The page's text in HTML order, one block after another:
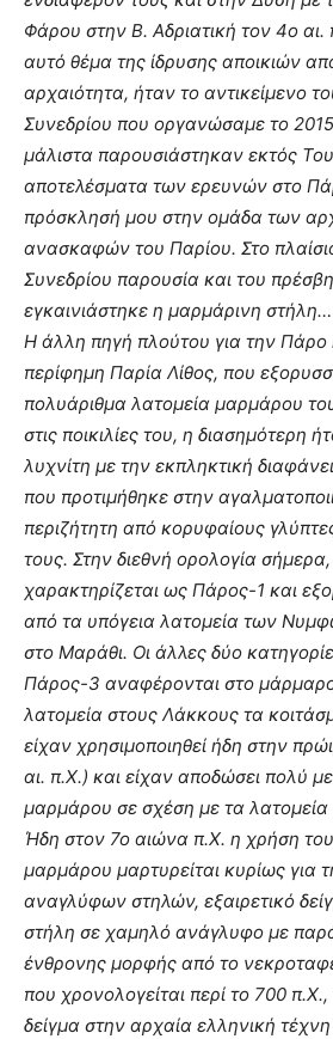
Φάρου στην Β. Αδριατική τον 4ο
αυτό θέμα της ίδρυσης αποικιών
αρχαιότητα, ήταν το αντικείμενο
Συνεδρίου που οργανώσαμε το
μάλιστα παρουσιάστηκαν εκτός
αποτελέσματα των ερευνών στο
πρόσκλησή μου στην ομάδα των
ανασκαφών του Παρίου. Στο
Συνεδρίου παρουσία και του
εγκαινιάστηκε η μαρμάρινη στήλη…
Η άλλη πηγή πλούτου για την Πάρο
περίφημη Παρία Λίθος, που
πολυάριθμα λατομεία μαρμάρου
στις ποικιλίες του, η διασημότερη
λυχνίτη με την εκπληκτική
που προτιμήθηκε στην
περιζήτητη από κορυφαίους
τους. Στην διεθνή ορολογία
χαρακτηρίζεται ως Πάρος-1 και
από τα υπόγεια λατομεία των
στο Μαράθι. Οι άλλες δύο
Πάρος-3 αναφέρονται στο
λατομεία στους Λάκκους τα
είχαν χρησιμοποιηθεί ήδη στην
αι. π.Χ.) και είχαν αποδώσει πολύ
μαρμάρου σε σχέση με τα λατομεία
Ήδη στον 7ο αιώνα π.Χ. η χρήση
μαρμάρου μαρτυρείται κυρίως για
αναγλύφων στηλών, εξαιρετικό
στήλη σε χαμηλό ανάγλυφο με
ένθρονης μορφής από το
που χρονολογείται περί το 700
δείγμα στην αρχαία ελληνική τέχνη